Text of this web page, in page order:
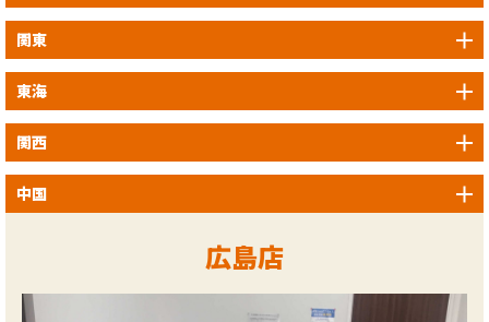
関東
東海
関西
中国
広島店